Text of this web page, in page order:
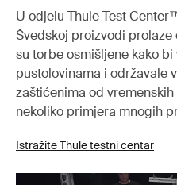
U odjelu Thule Test
Švedskoj proizvodi
su torbe osmišljene kako
pustolovinama i održavale
zaštićenima od
nekoliko primjera mnogih
Istražite Thule testni centar